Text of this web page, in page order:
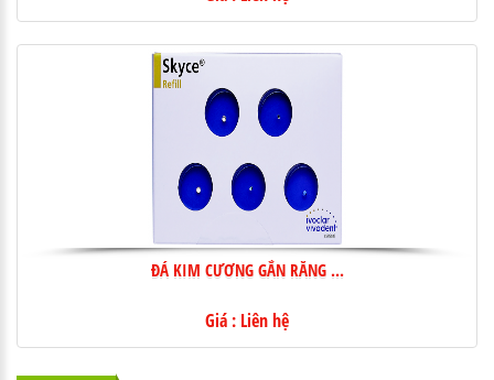
ĐÁ KIM CƯƠNG GẮN RĂNG ...
Giá : Liên hệ